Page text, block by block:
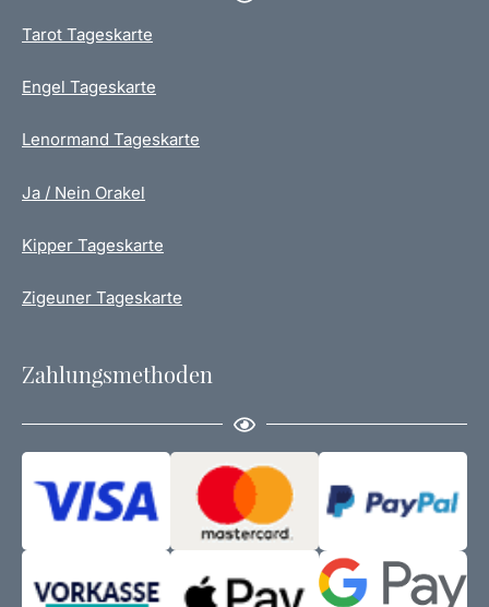
Tarot Tageskarte
Engel Tageskarte
Lenormand Tageskarte
Ja / Nein Orakel
Kipper Tageskarte
Zigeuner Tageskarte
Zahlungsmethoden